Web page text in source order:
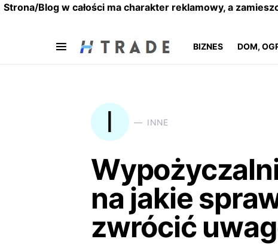
Strona/Blog w całości ma charakter reklamowy, a
BIZNES DOM,
I INNE
na jakie
zwrócić